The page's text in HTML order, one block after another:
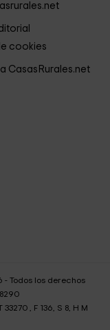
cookies
CasasRurales.net
- Todos los derechos
, F 136, S 8, H M